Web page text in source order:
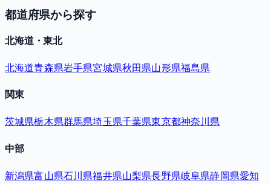
都道府県から探す
北海道・東北
北海道青森県岩手県宮城県秋田県山形県福島県
関東
茨城県栃木県群馬県埼玉県千葉県東京都神奈川県
中部
新潟県富山県石川県福井県山梨県長野県岐阜県静岡県愛知